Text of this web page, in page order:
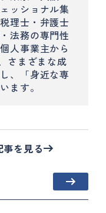
ッショナル集
理士・弁護士
法務の専門性
人事業主から
さまざまな成
、「身近な専
ます。
事を見る